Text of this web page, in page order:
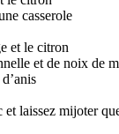
casserole
et le citron
et de noix de
et laissez mijoter